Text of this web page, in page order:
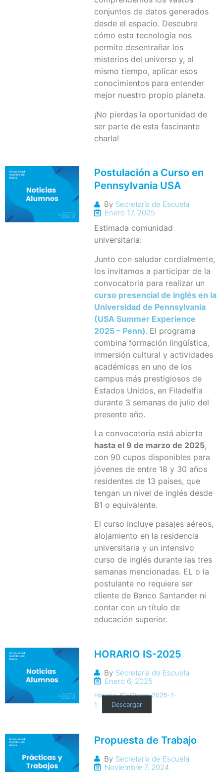
conjuntos de datos generados
desde el espacio. Descubre
cómo esta tecnología nos
permite desentrañar los
misterios del universo y, al
mismo tiempo, aplicar esos
conocimientos para entender
mejor nuestro propio planeta.
¡No pierdas la oportunidad de
ser parte de esta fascinante
charla!
Postulación a Curso en
Pennsylvania USA
By Secretaría de Escuela
Enero 17, 2025
Estimada comunidad
universitaria:
Junto con saludar cordialmente,
los invitamos a participar de la
convocatoria para realizar un
curso presencial de inglés en la
Universidad de Pennsylvania
(USA Summer Experience
2025 – Penn). El programa
combina formación lingüística,
inmersión cultural y actividades
académicas en uno de los
campus más prestigiosos de
Estados Unidos, en Filadelfia
durante 3 semanas de julio del
presente año.
La convocatoria está abierta
hasta el 9 de marzo de 2025,
con 90 cupos disponibles para
jóvenes de entre 18 y 30 años
residentes de 13 países, que
tengan un nivel de inglés desde
B1 o equivalente.
El curso incluye pasajes aéreos,
alojamiento en la residencia
universitaria y un intensivo
curso de inglés durante las tres
semanas mencionadas. EL o la
postulante no requiere ser
cliente de Banco Santander ni
contar con un título de
educación superior.
HORARIO IS-2025
By Secretaría de Escuela
Enero 6, 2025
Horario-ICI-Otono-2025-1-
1
Descargar
Propuesta de Trabajo
By Secretaría de Escuela
Noviembre 7, 2024